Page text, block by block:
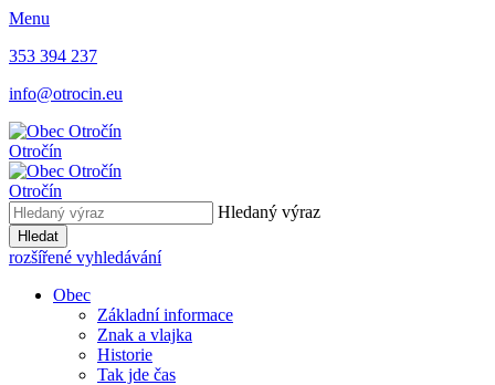
Menu
353 394 237
info@otrocin.eu
Otročín
Otročín
Hledaný výraz
Hledat
rozšířené vyhledávání
Obec
Základní informace
Znak a vlajka
Historie
Tak jde čas